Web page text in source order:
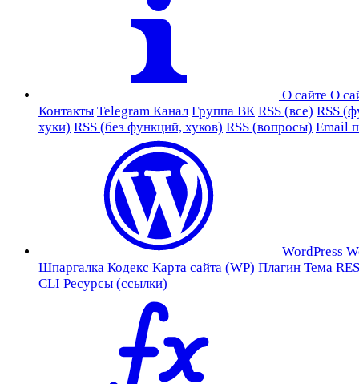
О сайте О
Контакты Telegram Канал Группа ВК RSS (все) RSS
хуки) RSS (без функций, хуков) RSS (вопросы) Email
WordPress
Шпаргалка Кодекс Карта сайта (WP) Плагин Тема
CLI Ресурсы (ссылки)